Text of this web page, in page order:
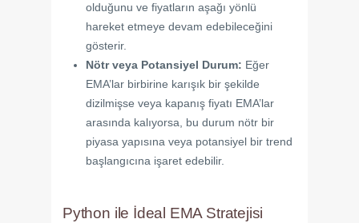
olduğunu ve fiyatların aşağı yönlü
hareket etmeye devam edebileceğini
gösterir.
Nötr veya Potansiyel Durum: Eğer
EMA’lar birbirine karışık bir şekilde
dizilmişse veya kapanış fiyatı EMA’lar
arasında kalıyorsa, bu durum nötr bir
piyasa yapısına veya potansiyel bir trend
başlangıcına işaret edebilir.
Python ile İdeal EMA Stratejisi